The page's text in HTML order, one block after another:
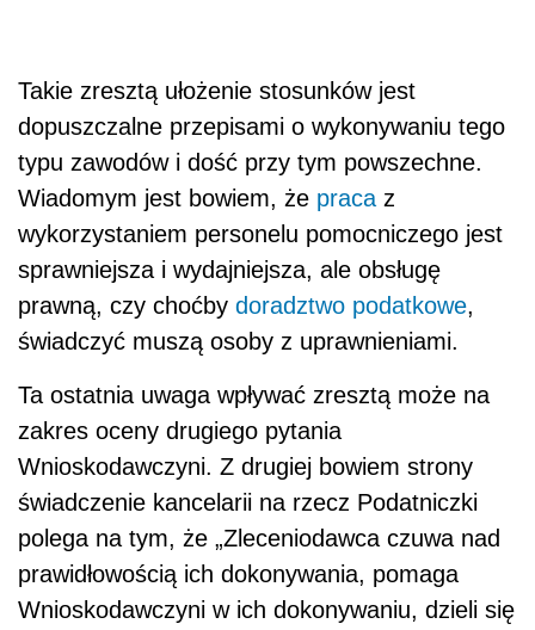
Takie zresztą ułożenie stosunków jest
dopuszczalne przepisami o wykonywaniu tego
typu zawodów i dość przy tym powszechne.
Wiadomym jest bowiem, że praca z
wykorzystaniem personelu pomocniczego jest
sprawniejsza i wydajniejsza, ale obsługę
prawną, czy choćby doradztwo podatkowe,
świadczyć muszą osoby z uprawnieniami.
Ta ostatnia uwaga wpływać zresztą może na
zakres oceny drugiego pytania
Wnioskodawczyni. Z drugiej bowiem strony
świadczenie kancelarii na rzecz Podatniczki
polega na tym, że „Zleceniodawca czuwa nad
prawidłowością ich dokonywania, pomaga
Wnioskodawczyni w ich dokonywaniu, dzieli się